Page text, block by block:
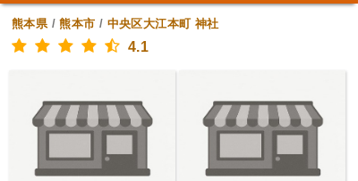
熊本県/熊本市 / 中央区大江本町 神社
4.1